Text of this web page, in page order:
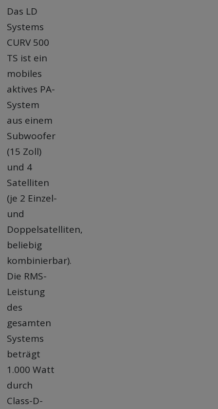
Das LD
Systems
CURV 500
TS ist ein
mobiles
aktives PA-
System
aus einem
Subwoofer
(15 Zoll)
und 4
Satelliten
(je 2 Einzel-
und
Doppelsatelliten,
beliebig
kombinierbar).
Die RMS-
Leistung
des
gesamten
Systems
beträgt
1.000 Watt
durch
Class-D-